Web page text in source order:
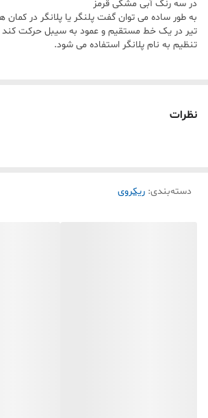
در سه رنگ آبی مشکی قرمز
به طور ساده می توان گفت پلنگر یا پلانگر در کمان
تیر در یک خط مستقیم و عمود به سیبل حرکت کند
تنظیم به نام پلانگر استفاده می شود.
نظرات
دسته‌بندی: ریکروی